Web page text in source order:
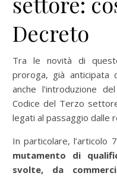
Decreto
Tra le novità di
proroga, già anticipata
anche l'introduzione
Codice del Terzo
legati al passaggio dalle
In particolare, l’articolo
mutamento di
svolte, da